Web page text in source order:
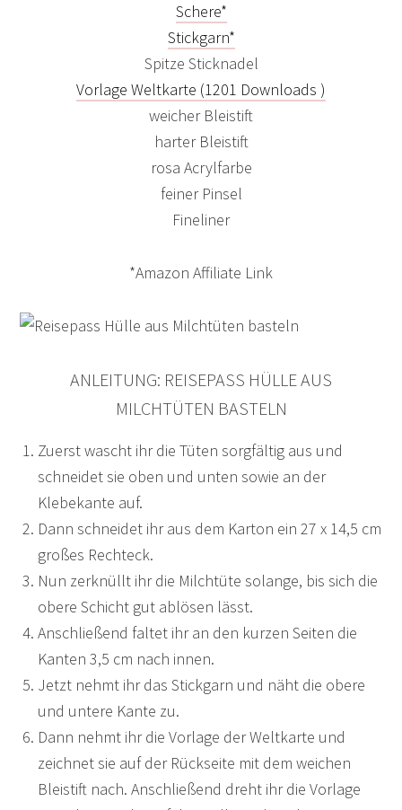
Schere*
Stickgarn*
Spitze Sticknadel
Vorlage Weltkarte (1201 Downloads )
weicher Bleistift
harter Bleistift
rosa Acrylfarbe
feiner Pinsel
Fineliner
*Amazon Affiliate Link
ANLEITUNG: REISEPASS HÜLLE AUS
MILCHTÜTEN BASTELN
Zuerst wascht ihr die Tüten sorgfältig aus und
schneidet sie oben und unten sowie an der
Klebekante auf.
Dann schneidet ihr aus dem Karton ein 27 x 14,5 cm
großes Rechteck.
Nun zerknüllt ihr die Milchtüte solange, bis sich die
obere Schicht gut ablösen lässt.
Anschließend faltet ihr an den kurzen Seiten die
Kanten 3,5 cm nach innen.
Jetzt nehmt ihr das Stickgarn und näht die obere
und untere Kante zu.
Dann nehmt ihr die Vorlage der Weltkarte und
zeichnet sie auf der Rückseite mit dem weichen
Bleistift nach. Anschließend dreht ihr die Vorlage